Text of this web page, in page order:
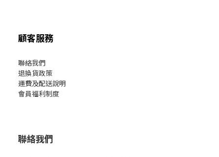
顧客服務
聯絡我們
退換貨政策
運費及配送說明
會員福利制度
聯絡我們